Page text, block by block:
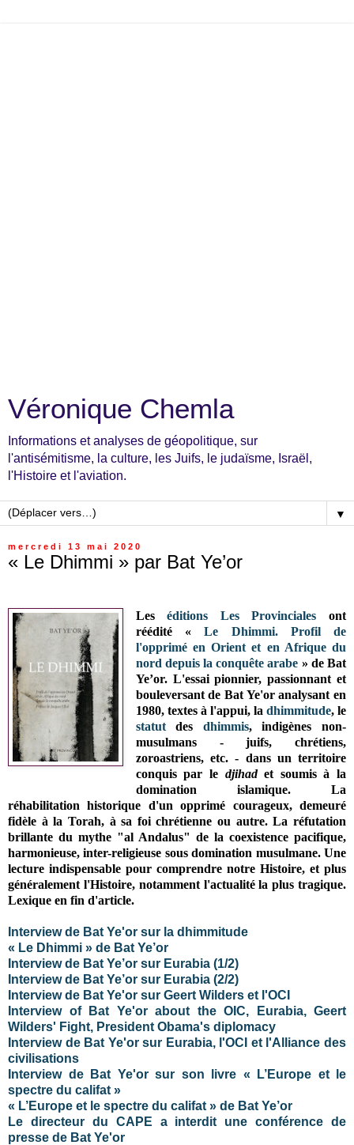
Véronique Chemla
Informations et analyses de géopolitique, sur
l'antisémitisme, la culture, les Juifs, le judaïsme, Israël,
l'Histoire et l'aviation.
▼
mercredi 13 mai 2020
« Le Dhimmi » par Bat Ye’or
Leséditions Les Provinciales ont
réédité «Le Dhimmi. Profil de
l'opprimé en Orient et en Afrique du
nord depuis la conquête arabe » de Bat
Ye’or. L'essai pionnier, passionnant et
bouleversant de Bat Ye'or analysant en
1980, textes à l'appui, la dhimmitude, le
statutdes dhimmis, indigènes non-
musulmans - juifs, chrétiens,
zoroastriens, etc. - dans un territoire
conquis par le djihadet soumis à la
domination islamique. La
réhabilitation historique d'un opprimé courageux, demeuré
fidèle à la Torah, à sa foi chrétienne ou autre. La réfutation
brillante du mythe "al Andalus" de la coexistence pacifique,
harmonieuse, inter-religieuse sous domination musulmane. Une
lecture indispensable pour comprendre notre Histoire, et plus
généralement l'Histoire, notamment l'actualité la plus tragique.
Lexique en fin d'article.
Interview de Bat Ye'or sur la dhimmitude
« Le Dhimmi » de Bat Ye’or
Interview de Bat Ye’or sur Eurabia (1/2)
Interview de Bat Ye’or sur Eurabia (2/2)
Interview de Bat Ye'or sur Geert Wilders et l'OCI
Interview of Bat Ye'or about the OIC, Eurabia, Geert
Wilders' Fight, President Obama's diplomacy
Interview de Bat Ye'or sur Eurabia, l'OCI et l'Alliance des
civilisations
Interview de Bat Ye'or sur son livre « L’Europe et le
spectre du califat »
« L’Europe et le spectre du califat » de Bat Ye’or
Le directeur du CAPE a interdit une conférence de
presse de Bat Ye'or